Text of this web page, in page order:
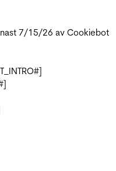
7/15/26 av Cookiebot